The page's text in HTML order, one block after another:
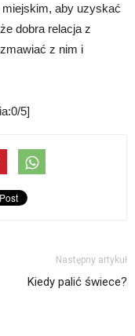
aby uzyskać
dobra relacja z
z nim i
5]
Następny artykuł
Kiedy palić świece?